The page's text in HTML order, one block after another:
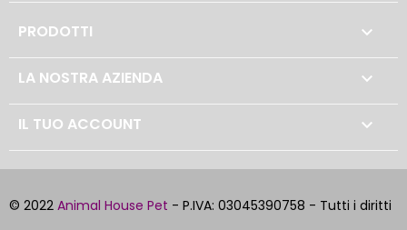
PRODOTTI 
LA NOSTRA AZIENDA 
IL TUO ACCOUNT 
© 2022 Animal House Pet - P.IVA: 03045390758 - Tutti i diritti